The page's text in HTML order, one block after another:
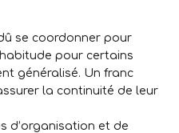
se coordonner pour
pour certains
généralisé. Un franc
la continuité de leur
d’organisation et de